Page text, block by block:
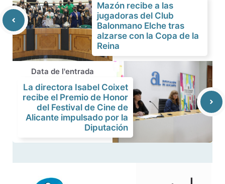
Mazón recibe a las
jugadoras del Club
Balonmano Elche tras
alzarse con la Copa de la
Reina
Data de l'entrada
La directora Isabel Coixet
recibe el Premio de Honor
del Festival de Cine de
Alicante impulsado por la
Diputación